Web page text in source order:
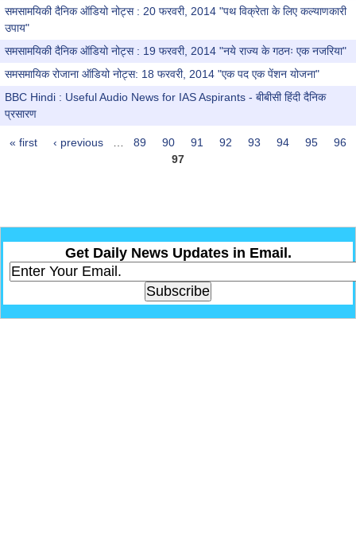
समसामयिकी दैनिक ऑडियो नोट्स : 20 फरवरी, 2014 "पथ विक्रेता के लिए कल्याणकारी
उपाय"
समसामयिकी दैनिक ऑडियो नोट्स : 19 फरवरी, 2014 "नये राज्य के गठनः एक नजरिया"
समसमायिक रोजाना ऑडियो नोट्स: 18 फरवरी, 2014 "एक पद एक पेंशन योजना"
BBC Hindi : Useful Audio News for IAS Aspirants - बीबीसी हिंदी दैनिक
प्रसारण
Pages
« first ‹ previous … 89 90 91 92 93 94 95
96
97
Get Daily News Updates in Email.